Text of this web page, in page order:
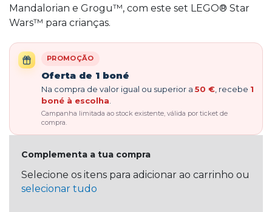
Mandalorian e Grogu™, com este set LEGO® Star
Wars™ para crianças.
PROMOÇÃO
Oferta de 1 boné
Na compra de valor igual ou superior a 50 € , recebe 1
boné à escolha
Campanha limitada ao stock existente, válida por ticket de
compra.
Complementa a tua compra
Selecione os itens para adicionar ao carrinho ou
selecionar tudo